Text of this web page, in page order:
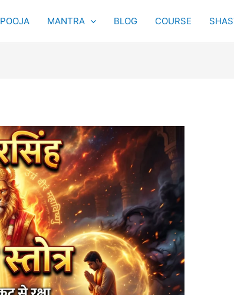
POOJA MANTRA BLOG COURSE